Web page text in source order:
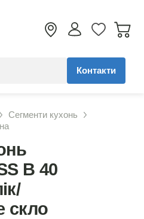
запит
Контакти
Сегменти кухонь
В 40
скло